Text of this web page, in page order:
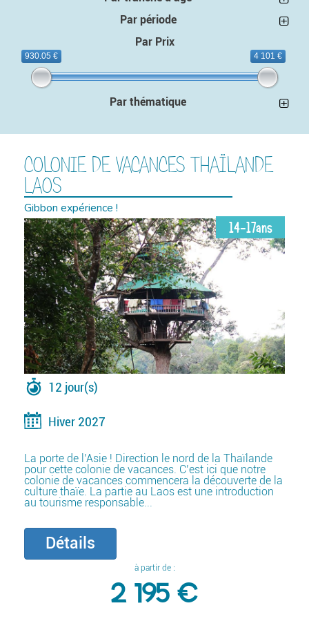
Par période
Par Prix
930.05 € 4 101 €
Par thématique
COLONIE DE VACANCES THAÏLANDE
LAOS
Gibbon expérience !
14-17ans
12 jour(s)
Hiver 2027
La porte de l’Asie ! Direction le nord de la Thaïlande
pour cette colonie de vacances. C’est ici que notre
colonie de vacances commencera la découverte de la
culture thaïe. La partie au Laos est une introduction
au tourisme responsable...
Détails
à partir de :
2 195 €